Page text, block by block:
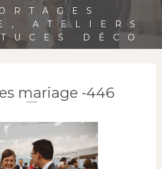
ATELIERS
DÉCO
mariage -446